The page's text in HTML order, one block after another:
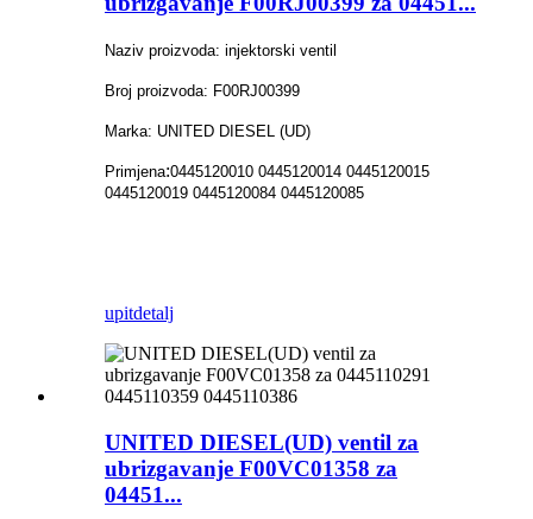
Naziv proizvoda: injektorski ventil
Broj proizvoda: F00RJ00399
Marka: UNITED DIESEL (UD)
Primjena:0445120010 0445120014 0445120015
0445120019 0445120084 0445120085
upitdetalj
UNITED DIESEL(UD) ventil za
ubrizgavanje F00VC01358 za
04451...